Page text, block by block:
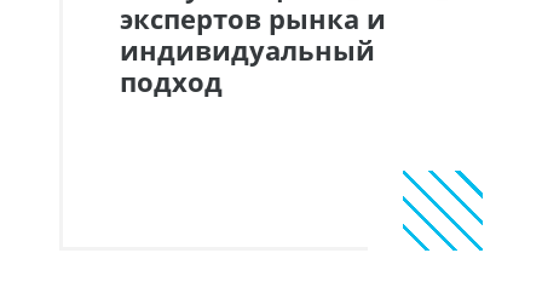
экспертов рынка и
индивидуальный
подход